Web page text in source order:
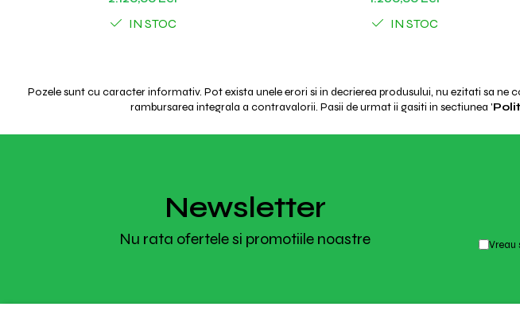
IN STOC IN STOC
Pozele sunt cu caracter informativ. Pot exista unele erori si in decrierea produsului, nu ezitati sa
rambursarea integrala a contravalorii. Pasii de urmat ii gasiti in sectiunea '
Newsletter
Nu rata ofertele si promotiile noastre Vreau